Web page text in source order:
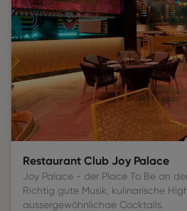
Restaurant Club Joy Palace
Joy Palace - der Place To Be an
Richtig gute Musik, kulinarische
aussergewöhnlichae Cocktails.